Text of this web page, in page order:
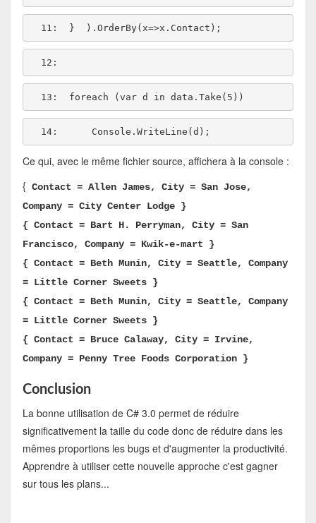
  11:
  12:
  13:
foreach (var d in
  14:
Ce qui, avec le même fichier source, affichera à la console :
{ Contact = Allen James, City = San Jose,
Company = City Center Lodge }
{ Contact = Bart H. Perryman, City = San
Francisco, Company = Kwik-e-mart }
{ Contact = Beth Munin, City = Seattle, Company
= Little Corner Sweets }
{ Contact = Beth Munin, City = Seattle, Company
= Little Corner Sweets }
{ Contact = Bruce Calaway, City = Irvine,
Company = Penny Tree Foods Corporation }
Conclusion
La bonne utilisation de C# 3.0 permet de réduire
significativement la taille du code donc de réduire dans les
mêmes proportions les bugs et d'augmenter la productivité.
Apprendre à utiliser cette nouvelle approche c'est gagner
sur tous les plans...